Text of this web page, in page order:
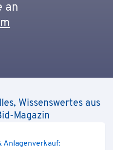
an
Wissenswertes aus
Magazin
Anlagenverkauf: